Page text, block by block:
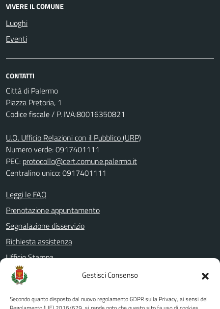
Gestisci Consenso
Secondo quanto disposto dal nuovo regolamento GDPR sulla Privacy, ai sensi del
VIVERE IL COMUNE
Luoghi
Eventi
CONTATTI
Città di Palermo
Piazza Pretoria, 1
Codice fiscale / P. IVA:80016350821
U.O. Ufficio Relazioni con il Pubblico (URP)
Numero verde: 0917401111
PEC: protocollo@cert.comune.palermo.it
Centralino unico: 0917401111
Leggi le FAQ
Prenotazione appuntamento
Segnalazione disservizio
Richiesta assistenza
Ufficio Stampa
Amministrazione Trasparente
Albo pretorio
Informativa privacy